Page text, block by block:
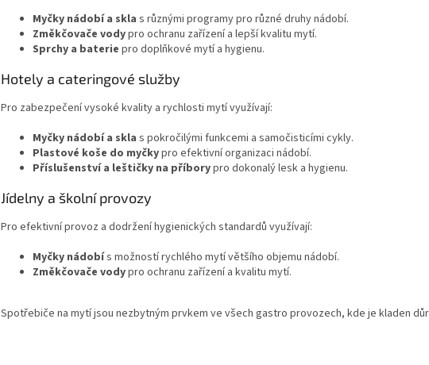
Myčky nádobí a skla s různými programy pro různé druhy nádobí.
Změkčovače vodypro ochranu zařízení a lepší kvalitu mytí.
Sprchy a baterie pro doplňkové mytí a hygienu.
Hotely a cateringové služby
Pro zabezpečení vysoké kvality a rychlosti mytí využívají:
Myčky nádobí a skla s pokročilými funkcemi a samočisticími cykly.
Plastové koše do myčkypro efektivní organizaci nádobí.
Příslušenství a leštičky na příborypro dokonalý lesk a hygienu.
Jídelny a školní provozy
Pro efektivní provoz a dodržení hygienických standardů využívají:
Myčky nádobís možností rychlého mytí většího objemu nádobí.
Změkčovače vodypro ochranu zařízení a kvalitu mytí.
Spotřebiče na mytí jsou nezbytným prvkem ve všech gastro provozech, kde je kladen